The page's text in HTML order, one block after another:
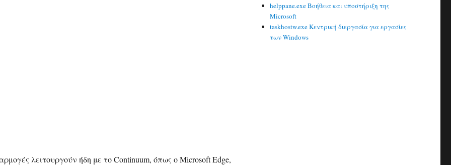
λειτουργούν ήδη με το Continuum, όπως ο Microsoft Edge,
helppane.exe Βοήθεια και υποστήριξη της
Microsoft
taskhostw.exe Κεντρική διεργασία για εργασίες
των Windows